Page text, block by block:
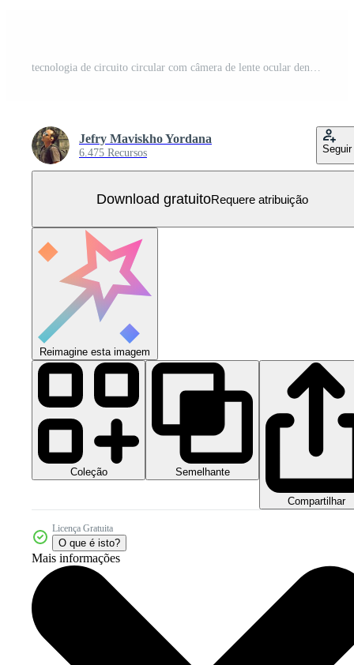
tecnologia de circuito circular com câmera de lente ocular dentro Vetor Grátis
Jefry Maviskho Yordana
6.475 Recursos Seguir
Download gratuitoRequere atribuição
Reimagine esta imagem
Coleção Semelhante
Compartilhar
Licença Gratuita
O que é isto?
Mais informações